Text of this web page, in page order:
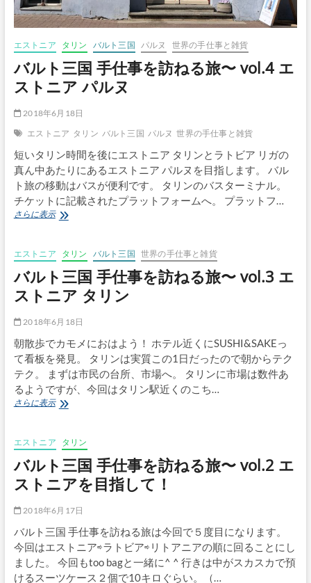
ア
キ
フ
ヌ
島
エストニア タリン バルト三国 パルヌ 世界の手仕事と雑貨
バルト三国 手仕事を訪ねる旅〜 vol.4 エ
ストニア パルヌ
2018年6月18日
エストニア タリン バルト三国 パルヌ 世界の手仕事と雑貨
短いタリン時間を後にエストニア タリンとラトビア リガの
真ん中あたりにあるエストニア パルヌを目指します。 バル
ト旅の移動はバスが便利です。 タリンのバスターミナル。
チケットに記載されたプラットフォームへ。 プラットフ…
さらに表示バ
三
国
手
事
訪
ね
る
旅〜
vol.4
エ
ス
ア
パ
ル
エストニア タリン バルト三国 世界の手仕事と雑貨
バルト三国 手仕事を訪ねる旅〜 vol.3 エ
ストニア タリン
2018年6月18日
朝散歩でカモメにおはよう！ ホテル近くにSUSHI&SAKEっ
て看板を発見。 タリンは実質この1日だったので朝からテク
テク。 まずは市民の台所、市場へ。 タリンに市場は数件あ
るようですが、今回はタリン駅近くのこち…
さらに表示バ
三
国
手
事
訪
ね
る
旅〜
vol.3
エ
エストニア タリン
バルト三国 手仕事を訪ねる旅〜 vol.2 エ
ストニアを目指して！
2018年6月17日
バルト三国 手仕事を訪ねる旅は今回で５度目になります。
今回はエストニア⇨ラトビア⇨リトアニアの順に回ることにし
ました。 今回もtoo bagと一緒に^ ^ 行きは中がスカスカで預
けるスーツケース２個で10キロぐらい。（…